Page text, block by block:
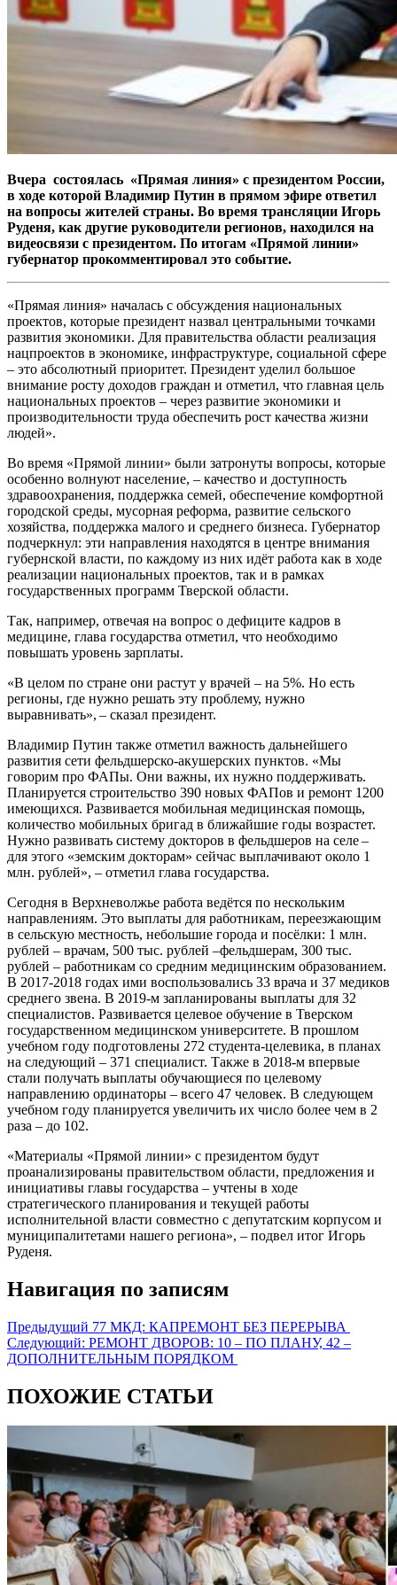
Вчера состоялась «Прямая линия» с президентом России,
в ходе которой Владимир Путин в прямом эфире ответил
на вопросы жителей страны. Во время трансляции Игорь
Руденя, как другие руководители регионов, находился на
видеосвязи с президентом. По итогам «Прямой линии»
губернатор прокомментировал это событие.
«Прямая линия» началась с обсуждения национальных
проектов, которые президент назвал центральными точками
развития экономики. Для правительства области реализация
нацпроектов в экономике, инфраструктуре, социальной сфере
– это абсолютный приоритет. Президент уделил большое
внимание росту доходов граждан и отметил, что главная цель
национальных проектов – через развитие экономики и
производительности труда обеспечить рост качества жизни
людей».
Во время «Прямой линии» были затронуты вопросы, которые
особенно волнуют население, – качество и доступность
здравоохранения, поддержка семей, обеспечение комфортной
городской среды, мусорная реформа, развитие сельского
хозяйства, поддержка малого и среднего бизнеса. Губернатор
подчеркнул: эти направления находятся в центре внимания
губернской власти, по каждому из них идёт работа как в ходе
реализации национальных проектов, так и в рамках
государственных программ Тверской области.
Так, например, отвечая на вопрос о дефиците кадров в
медицине, глава государства отметил, что необходимо
повышать уровень зарплаты.
«В целом по стране они растут у врачей – на 5%. Но есть
регионы, где нужно решать эту проблему, нужно
выравнивать», – сказал президент.
Владимир Путин также отметил важность дальнейшего
развития сети фельдшерско-акушерских пунктов. «Мы
говорим про ФАПы. Они важны, их нужно поддерживать.
Планируется строительство 390 новых ФАПов и ремонт 1200
имеющихся. Развивается мобильная медицинская помощь,
количество мобильных бригад в ближайшие годы возрастет.
Нужно развивать систему докторов в фельдшеров на селе –
для этого «земским докторам» сейчас выплачивают около 1
млн. рублей», – отметил глава государства.
Сегодня в Верхневолжье работа ведётся по нескольким
направлениям. Это выплаты для работникам, переезжающим
в сельскую местность, небольшие города и посёлки: 1 млн.
рублей – врачам, 500 тыс. рублей –фельдшерам, 300 тыс.
рублей – работникам со средним медицинским образованием.
В 2017-2018 годах ими воспользовались 33 врача и 37 медиков
среднего звена. В 2019-м запланированы выплаты для 32
специалистов. Развивается целевое обучение в Тверском
государственном медицинском университете. В прошлом
учебном году подготовлены 272 студента-целевика, в планах
на следующий – 371 специалист. Также в 2018-м впервые
стали получать выплаты обучающиеся по целевому
направлению ординаторы – всего 47 человек. В следующем
учебном году планируется увеличить их число более чем в 2
раза – до 102.
«Материалы «Прямой линии» с президентом будут
проанализированы правительством области, предложения и
инициативы главы государства – учтены в ходе
стратегического планирования и текущей работы
исполнительной власти совместно с депутатским корпусом и
муниципалитетами нашего региона», – подвел итог Игорь
Руденя.
Навигация по записям
Предыдущий 77 МКД: КАПРЕМОНТ БЕЗ ПЕРЕРЫВА
Следующий: РЕМОНТ ДВОРОВ: 10 – ПО ПЛАНУ, 42 –
ДОПОЛНИТЕЛЬНЫМ ПОРЯДКОМ
ПОХОЖИЕ СТАТЬИ